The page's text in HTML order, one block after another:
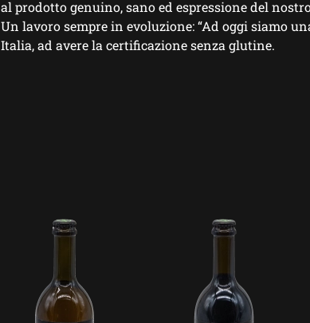
al prodotto genuino, sano ed espressione del
Un lavoro sempre in evoluzione: “Ad oggi siamo
Italia, ad avere la certificazione senza glutine.